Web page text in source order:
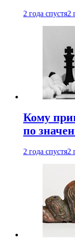
2 года спустя2
Кому
по
2 года спустя2